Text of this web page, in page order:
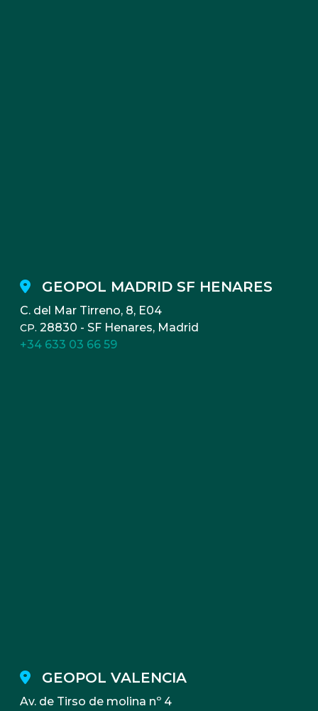
GEOPOL MADRID SF HENARES
C. del Mar Tirreno, 8, E04
CP. 28830 - SF Henares, Madrid
+34 633 03 66 59
GEOPOL VALENCIA
Av. de Tirso de molina nº 4